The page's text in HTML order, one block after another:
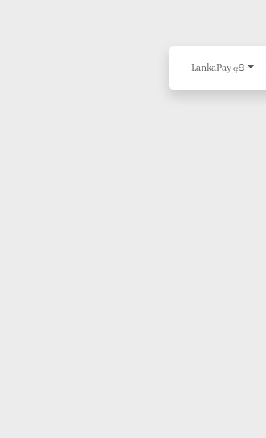
LankaPay අපි